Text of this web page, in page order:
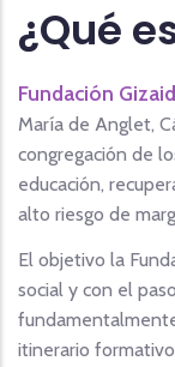
¿Qué
Fundación
María de Anglet,
congregación de
educación,
alto riesgo de
El objetivo la
social y con el
itinerario